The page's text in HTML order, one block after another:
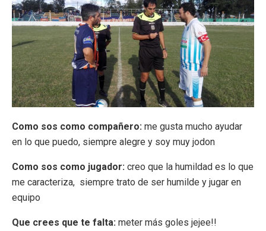
Como sos como compañero: me gusta mucho ayudar
en lo que puedo, siempre alegre y soy muy jodon
Como sos como jugador: creo que la humildad es lo que
me caracteriza, siempre trato de ser humilde y jugar en
equipo
Que crees que te falta: meter más goles jejee!!